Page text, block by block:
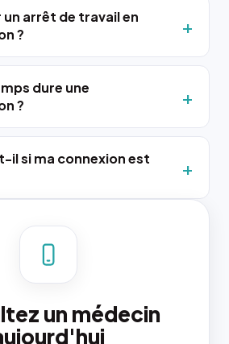
arrêt de travail en
?
dure une
?
il si ma connexion est
un médecin